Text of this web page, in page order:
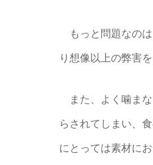
もっと問題なのは
り想像以上の弊害
また、よく噛まな
らされてしまい、
にとっては素材に